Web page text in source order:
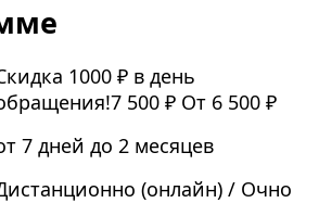
1000 ₽ в день
7 500 ₽ От 6 500 ₽
7 дней до 2 месяцев
(онлайн) / Очно